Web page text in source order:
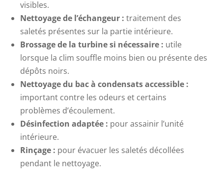
visibles.
Nettoyage de l’échangeur : traitement des
saletés présentes sur la partie intérieure.
Brossage de la turbine si nécessaire : utile
lorsque la clim souffle moins bien ou présente des
dépôts noirs.
Nettoyage du bac à condensats accessible :
important contre les odeurs et certains
problèmes d’écoulement.
Désinfection adaptée : pour assainir l’unité
intérieure.
Rinçage : pour évacuer les saletés décollées
pendant le nettoyage.